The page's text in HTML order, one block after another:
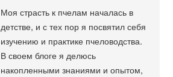
Моя страсть к пчелам началась в
детстве, и с тех пор я посвятил себя
изучению и практике пчеловодства.
В своем блоге я делюсь
накопленными знаниями и опытом,